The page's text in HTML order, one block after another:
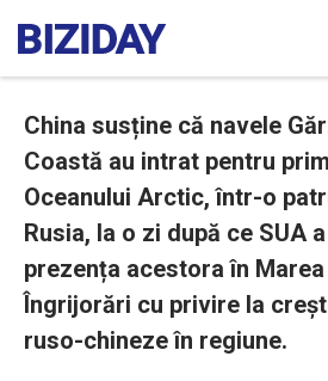
China susține că navele
Coastă au intrat pentru
Oceanului Arctic, într-o
Rusia, la o zi după ce SUA
prezența acestora în
Îngrijorări cu privire la
ruso-chineze în regiune.